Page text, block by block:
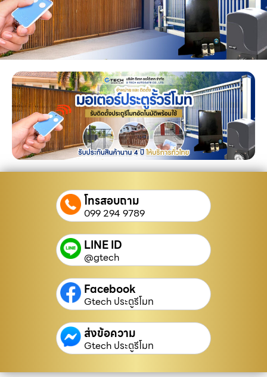
โทรสอบถาม
099 294 9789
LINE ID
@gtech
Facebook
Gtech ประตูรีโมท
ส่งข้อความ
Gtech ประตูรีโมท